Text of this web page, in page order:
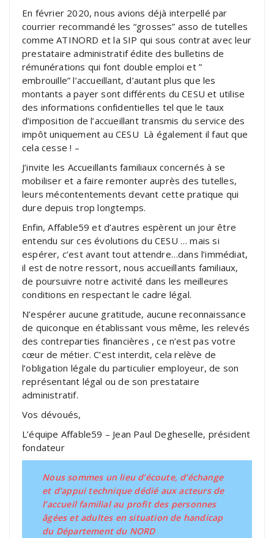
En février 2020, nous avions déjà interpellé par
courrier recommandé les “grosses” asso de tutelles
comme ATINORD et la SIP qui sous contrat avec leur
prestataire administratif édite des bulletins de
rémunérations qui font double emploi et ”
embrouille” l’accueillant, d’autant plus que les
montants a payer sont différents du CESU et utilise
des informations confidentielles tel que le taux
d’imposition de l’accueillant transmis du service des
impôt uniquement au CESU Là également il faut que
cela cesse ! –
J’invite les Accueillants familiaux concernés à se
mobiliser et a faire remonter auprès des tutelles,
leurs mécontentements devant cette pratique qui
dure depuis trop longtemps.
Enfin, Affable59 et d’autres espèrent un jour être
entendu sur ces évolutions du CESU … mais si
espérer, c’est avant tout attendre…dans l’immédiat,
il est de notre ressort, nous accueillants familiaux,
de poursuivre notre activité dans les meilleures
conditions en respectant le cadre légal.
N’espérer aucune gratitude, aucune reconnaissance
de quiconque en établissant vous même, les relevés
des contreparties financières , ce n’est pas votre
cœur de métier. C’est interdit, cela relève de
l’obligation légale du particulier employeur, de son
représentant légal ou de son prestataire
administratif.
Vos dévoués,
L’équipe Affable59 – Jean Paul Degheselle, président
fondateur
Nous sommes un lieu d’écoute, d’échange
et d’appui technique dédié aux acteurs de
l’accueil familial au profit des personnes
âgées et adultes en situation de handicap
du Département du NORD